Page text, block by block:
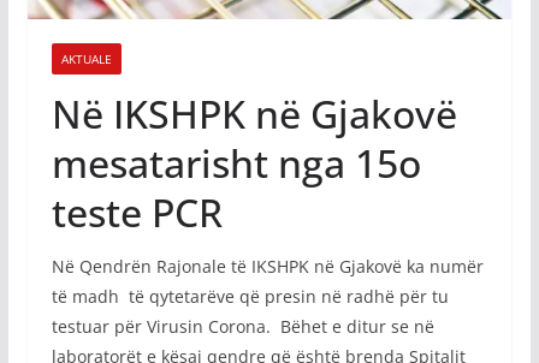
AKTUALE
Në IKSHPK në Gjakovë
mesatarisht nga 15o
teste PCR
Në Qendrën Rajonale të IKSHPK në Gjakovë ka numër
të madh të qytetarëve që presin në radhë për tu
testuar për Virusin Corona. Bëhet e ditur se në
laboratorët e kësaj qendre që është brenda Spitalit